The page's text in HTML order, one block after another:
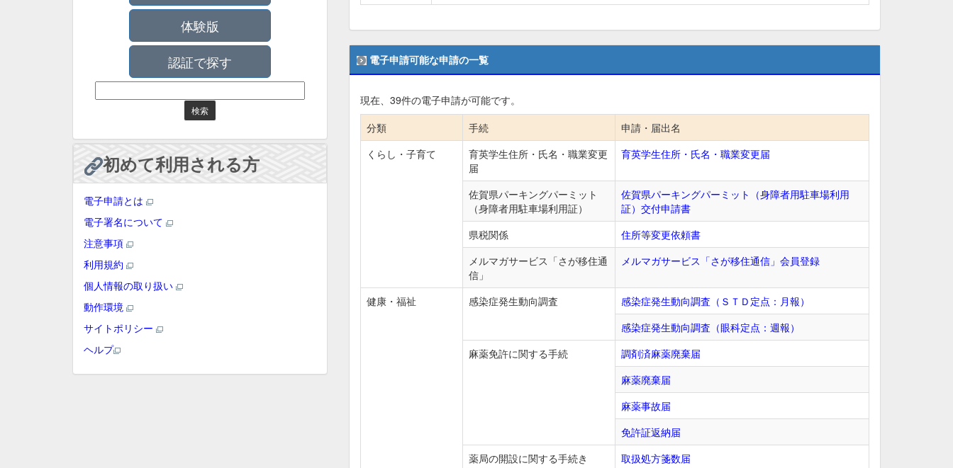
体験版
認証で探す
初めて利用される方
電子申請とは
電子署名について
注意事項
利用規約
個人情報の取り扱い
動作環境
サイトポリシー
ヘルプ
電子申請可能な申請の一覧
現在、 39件の電子申請が可能です。
分類
手続
申請・届出名
くらし・子育て
育英学生住所・氏名・職業変更
届
育英学生住所・氏名・職業変更届
佐賀県パーキングパーミット
（身障者用駐車場利用証）
佐賀県パーキングパーミット（身障者用駐車場利用
証）交付申請書
県税関係
住所等変更依頼書
メルマガサービス「さが移住通
信」
メルマガサービス「さが移住通信」会員登録
健康・福祉 感染症発生動向調査
感染症発生動向調査（ＳＴＤ定点：月報）
感染症発生動向調査（眼科定点：週報）
麻薬免許に関する手続
調剤済麻薬廃棄届
麻薬廃棄届
麻薬事故届
免許証返納届
薬局の開設に関する手続き
取扱処方箋数届